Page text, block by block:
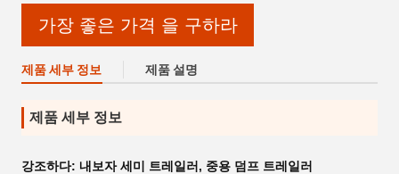
가장 좋은 가격 을 구하라
제품 세부 정보 제품 설명
제품 세부 정보
강조하다: 내보자 세미 트레일러 , 중용 덤프 트레일러